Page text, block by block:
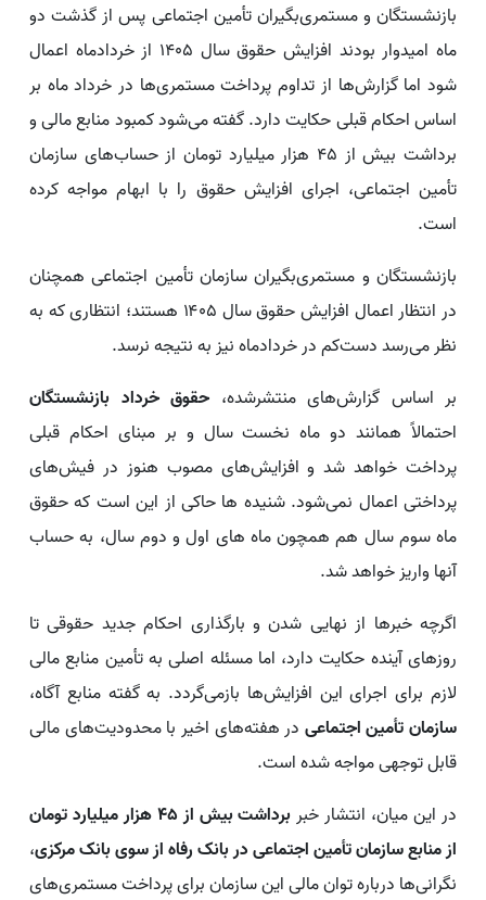
بازنشستگان و مستمری‌بگیران تأمین اجتماعی پس از گذشت دو
ماه امیدوار بودند افزایش حقوق سال 1405 از خردادماه اعمال
شود اما گزارش‌ها از تداوم پرداخت مستمری‌ها در خرداد ماه بر
اساس احکام قبلی حکایت دارد. گفته می‌شود کمبود منابع مالی و
برداشت بیش از 45 هزار میلیارد تومان از حساب‌های سازمان
تأمین اجتماعی، اجرای افزایش حقوق را با ابهام مواجه کرده
است.
بازنشستگان و مستمری‌بگیران سازمان تأمین اجتماعی همچنان
در انتظار اعمال افزایش حقوق سال ۱۴۰۵ هستند؛ انتظاری که به
نظر می‌رسد دست‌کم در خردادماه نیز به نتیجه نرسد.
بر اساس گزارش‌های منتشرشده، حقوق خرداد بازنشستگان
احتمالاً همانند دو ماه نخست سال و بر مبنای احکام قبلی
پرداخت خواهد شد و افزایش‌های مصوب هنوز در فیش‌های
پرداختی اعمال نمی‌شود. شنیده ها حاکی از این است که حقوق
ماه سوم سال هم همچون ماه های اول و دوم سال، به حساب
آنها واریز خواهد شد.
اگرچه خبرها از نهایی شدن و بارگذاری احکام جدید حقوقی تا
روزهای آینده حکایت دارد، اما مسئله اصلی به تأمین منابع مالی
لازم برای اجرای این افزایش‌ها بازمی‌گردد. به گفته منابع آگاه،
سازمان تأمین اجتماعی در هفته‌های اخیر با محدودیت‌های مالی
قابل توجهی مواجه شده است.
در این میان، انتشار خبر
برداشت بیش از ۴۵ هزار میلیارد تومان
از منابع سازمان تأمین اجتماعی در بانک رفاه از سوی بانک مرکزی،
نگرانی‌ها درباره توان مالی این سازمان برای پرداخت مستمری‌های